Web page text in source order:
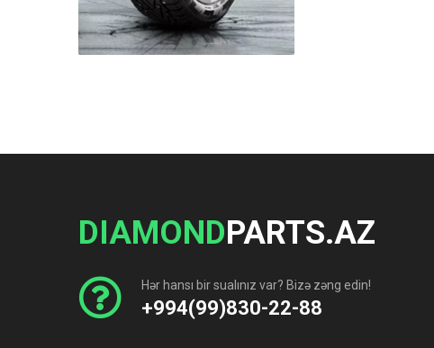
DIAMONDPARTS.AZ
Hər hansı bir sualınız var? Bizə zəng edin!
+994(99)830-22-88